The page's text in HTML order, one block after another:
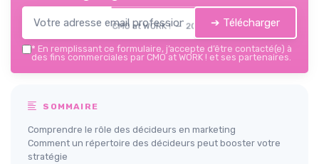
CMO at WORK ! — 2026 ➔ Télécharger
* En remplissant ce formulaire, j’accepte d’être contacté(e) à
des fins commerciales par CMO at WORK ! et ses partenaires.
SOMMAIRE
Comprendre le rôle des décideurs en marketing
Comment un répertoire des décideurs peut booster votre
stratégie